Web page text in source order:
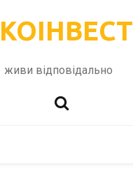
живи відповідально